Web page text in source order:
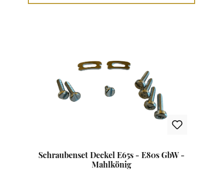
Schraubenset Deckel E65s - E80s GbW -
Mahlkönig